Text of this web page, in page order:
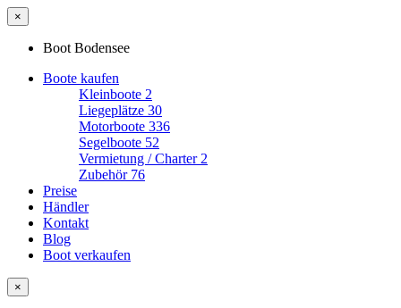
×
Boot Bodensee
Boote kaufen
Kleinboote 2
Liegeplätze 30
Motorboote 336
Segelboote 52
Vermietung / Charter 2
Zubehör 76
Preise
Händler
Kontakt
Blog
Boot verkaufen
×